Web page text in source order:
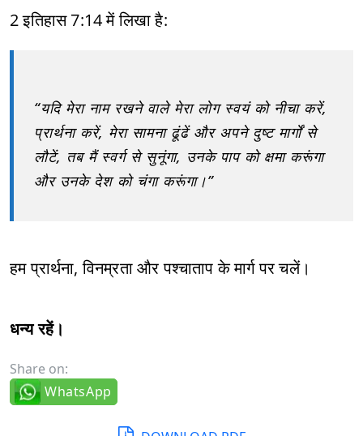
2 इतिहास 7:14 में लिखा है:
“यदि मेरा नाम रखने वाले मेरा लोग स्वयं को नीचा करें,
प्रार्थना करें, मेरा सामना ढूंढें और अपने दुष्ट मार्गों से
लौटें, तब मैं स्वर्ग से सुनूंगा, उनके पाप को क्षमा करूंगा
और उनके देश को चंगा करूंगा।”
हम प्रार्थना, विनम्रता और पश्चाताप के मार्ग पर चलें।
धन्य रहें।
Share on:
WhatsApp